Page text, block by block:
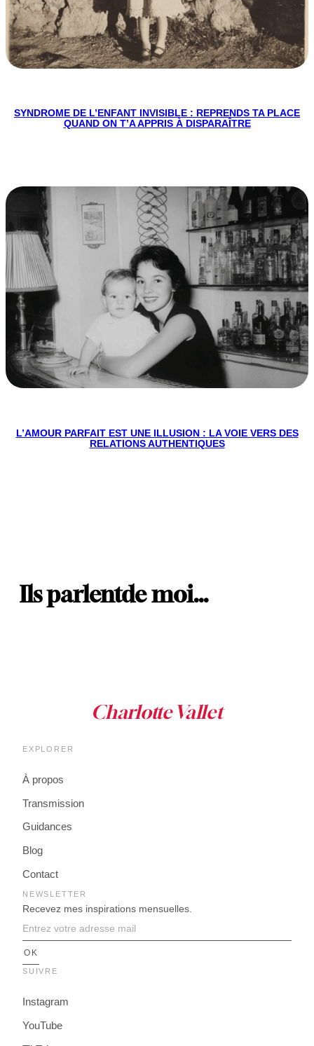
SYNDROME DE L’ENFANT INVISIBLE : REPRENDS TA PLACE
QUAND ON T’A APPRIS À DISPARAÎTRE
L’AMOUR PARFAIT EST UNE ILLUSION : LA VOIE VERS DES
RELATIONS AUTHENTIQUES
Ils parlentde moi…
EXPLORER
À propos
Transmission
Guidances
Blog
Contact
NEWSLETTER
Recevez mes inspirations mensuelles.
SUIVRE
Instagram
YouTube